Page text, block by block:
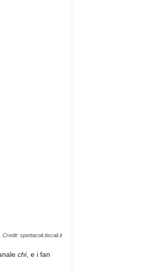
Credit: spettacoli.tiscali.it
chi, e i fan